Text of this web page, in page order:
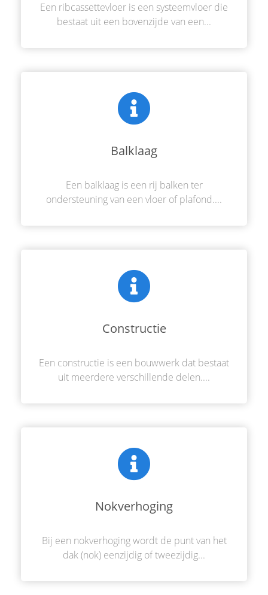
Een ribcassettevloer is een systeemvloer die
bestaat uit een bovenzijde van een...
Balklaag
Een balklaag is een rij balken ter
ondersteuning van een vloer of plafond....
Constructie
Een constructie is een bouwwerk dat bestaat
uit meerdere verschillende delen....
Nokverhoging
Bij een nokverhoging wordt de punt van het
dak (nok) eenzijdig of tweezijdig...